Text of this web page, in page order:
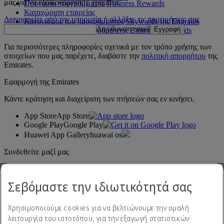
Προνόμια προγράμματος Business Rewards
Καταχώριση εταιρείας
Κανονισμός του προγράμματος Skywards της Emirates
Ενημερώσεις του προγράμματος Emirates Skywards
μας για να εξοικονομήσετε χρήματα.
Διαγραφείτε από την υπηρεσία ή αλλάξτε τις προτιμήσεις σας
Διεύθυνση email Εγγραφή
Για περισσότερες πληροφορίες σχετικά με τον τρόπο χρήσης των
στοιχείων που μας παρέχετε, διαβάστε την πολιτική απορρήτου της
Emirates.
Εφαρμογή της Emirates
Κάντε κράτηση και διαχείριση των πτήσεών σας εν κινήσει.
App StoreApp Store
Google PlayGoogle Play
Huawei App Galleryhuawai os
Συνδεθείτε μαζί μας
Σεβόμαστε την ιδιωτικότητά σας
Χρησιμοποιούμε cookies για να βελτιώνουμε την ομαλή
λειτουργία του ιστοτόπου, για την εξαγωγή στατιστικών